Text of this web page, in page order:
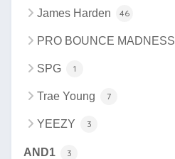
James Harden 46
PRO BOUNCE MADNESS
SPG 1
Trae Young 7
YEEZY 3
AND1 3